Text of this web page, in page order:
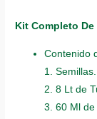
Kit Completo
Contenido
1. Semillas.
2. 8 Lt de
3. 60 Ml de